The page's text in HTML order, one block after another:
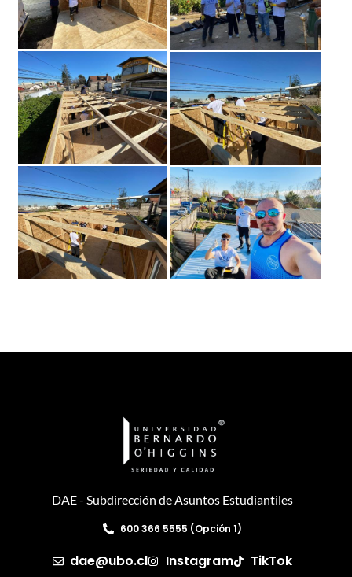
DAE - Subdirección de Asuntos Estudiantiles
600 366 5555 (Opción 1)
dae@ubo.cl Instagram TikTok